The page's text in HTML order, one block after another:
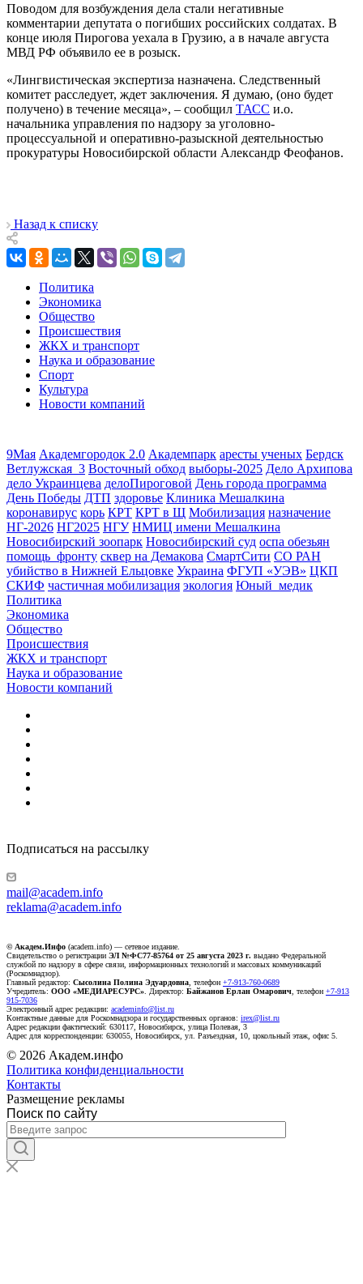
Поводом для возбуждения дела стали негативные
комментарии депутата о погибших российских солдатах. В
конце июля Пирогова уехала в Грузию, а в начале августа
МВД РФ объявило ее в розыск.
«Лингвистическая экспертиза назначена. Следственный
комитет расследует, ждет заключения. Я думаю, (оно будет
получено) в течение месяца», – сообщил ТАСС и.о.
начальника управления по надзору за уголовно-
процессуальной и оперативно-разыскной деятельностью
прокуратуры Новосибирской области Александр Феофанов.
Назад к списку
Политика
Экономика
Общество
Происшествия
ЖКХ и транспорт
Наука и образование
Спорт
Культура
Новости компаний
9Мая Академгородок 2.0 Академпарк аресты ученых Бердск
Ветлужская_3 Восточный обход выборы-2025 Дело Архипова
дело Украинцева делоПироговой День города программа
День Победы ДТП здоровье Клиника Мешалкина
коронавирус корь КРТ КРТ в Щ Мобилизация назначение
НГ-2026 НГ2025 НГУ НМИЦ имени Мешалкина
Новосибирский зоопарк Новосибирский суд оспа обезьян
помощь_фронту сквер на Демакова СмартСити СО РАН
убийство в Нижней Ельцовке Украина ФГУП «УЭВ» ЦКП
СКИФ частичная мобилизация экология Юный_медик
Политика
Экономика
Общество
Происшествия
ЖКХ и транспорт
Наука и образование
Новости компаний
Подписаться на рассылку
mail@academ.info
reklama@academ.info
© Академ.Инфо (academ.info) — сетевое издание.
Свидетельство о регистрации ЭЛ №ФС77-85764 от 25 августа 2023 г. выдано Федеральной
службой по надзору в сфере связи, информационных технологий и массовых коммуникаций
(Роскомнадзор).
Главный редактор: Сысолина Полина Эдуардовна , телефон +7-913-760-0689
Учредитель: ООО «МЕДИАРЕСУРС» . Директор: Байжанов Ерлан Омарович , телефон +7-913
915-7036
Электронный адрес редакции: academinfo@list.ru
Контактные данные для Роскомнадзора и государственных органов: irex@list.ru
Адрес редакции фактический: 630117, Новосибирск, улица Полевая, 3
Адрес для корреспонденции: 630055, Новосибирск, ул. Разъездная, 10, цокольный этаж, офис 5.
© 2026 Академ.инфо
Политика конфиденциальности
Контакты
Размещение рекламы
Поиск по сайту